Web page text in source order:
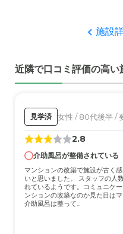
職員・スタッフ・他入居
に良い人たち。親切にし
外観、内装とも、キレイ
い、設備も十分満足して
介護医療サービスについて
サービスについては、総
とどめているが、必要に
施設
近隣で口コミ評価の高い
見学済 女性 / 80代後半 /
2.8
介助風呂が整備されている
マンションの改築で施設が古く
いと思いました。 スタッフの人
れているようです。コミュニケ
ンションの改築なのか見た目は
介助風呂は整って...